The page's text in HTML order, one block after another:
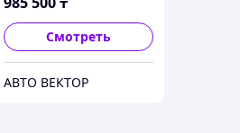
Смотреть
АВТО ВЕКТОР